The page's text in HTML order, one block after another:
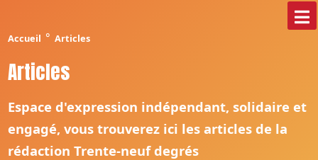
Accueil ° Articles
Articles
Espace d'expression indépendant, solidaire et
engagé, vous trouverez ici les articles de la
rédaction Trente-neuf degrés